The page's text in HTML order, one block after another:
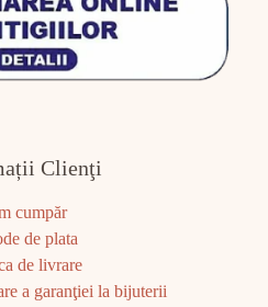
Clienţi
cumpăr
de plata
de livrare
a garanţiei la bijuterii